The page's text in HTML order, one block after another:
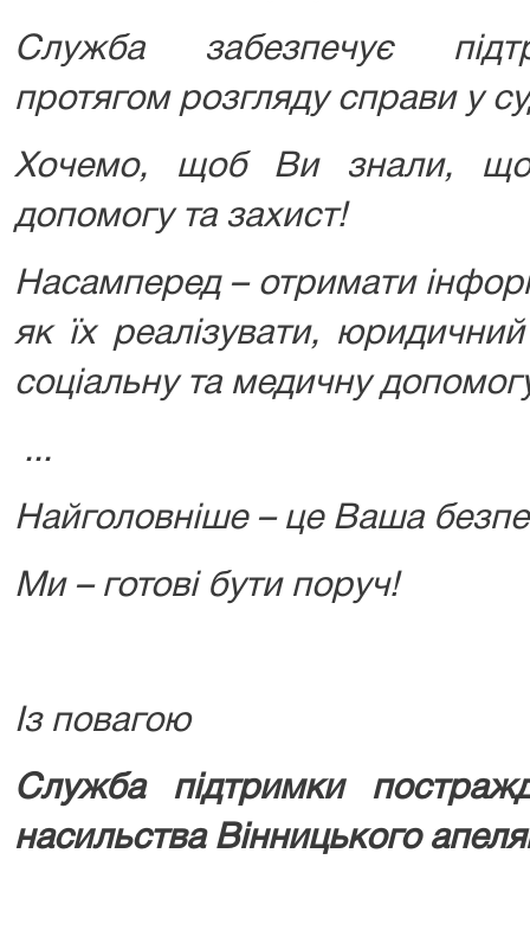
Служба забезпечує
протягом розгляду справи у
Хочемо, щоб Ви знали,
допомогу та захист!
Насамперед – отримати
як їх реалізувати,
соціальну та медичну
...
Найголовніше – це Ваша
Ми – готові бути поруч!
Із повагою
Служба підтримки
насильства Вінницького